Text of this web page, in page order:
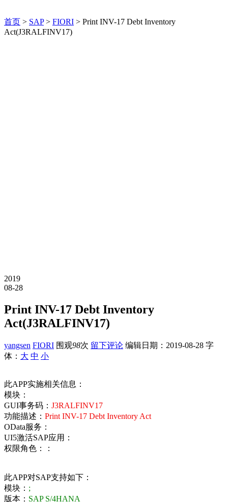
首页 > SAP> FIORI > Print INV-17 Debt Inventory
Act(J3RALFINV17)
2019
08-28
Print INV-17 Debt Inventory
Act(J3RALFINV17)
yangsen FIORI 围观98次 留下评论 编辑日期： 2019-08-28 字
体： 大 中 小
此APP实施相关信息：
模块：
GUI事务码： J3RALFINV17
功能描述： Print INV-17 Debt Inventory Act
OData服务：
UI5激活SAP应用：
权限角色：：
此APP对SAP支持如下：
模块： ;
版本： SAP S/4HANA